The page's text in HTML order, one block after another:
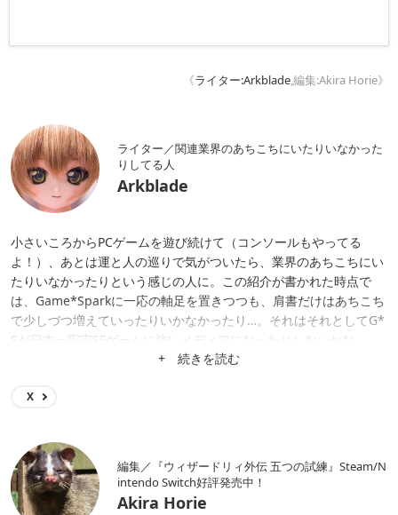
《ライター:Arkblade,編集:Akira Horie》
ライター／関連業界のあちこちにいたりいなかった
りしてる人
Arkblade
小さいころからPCゲームを遊び続けて（コンソールもやってる
よ！）、あとは運と人の巡りで気がついたら、業界のあちこちにい
たりいなかったりという感じの人に。この紹介が書かれた時点で
は、Game*Sparkに一応の軸足を置きつつも、肩書だけはあちこち
で少しづつ増えていったりいかなかったり…。それはそれとしてG*
Sが日本一宇宙SFゲームに強いメディアになったりしないかな。
+ 続きを読む
X
編集／『ウィザードリィ外伝 五つの試練』Steam/N
intendo Switch好評発売中！
Akira Horie